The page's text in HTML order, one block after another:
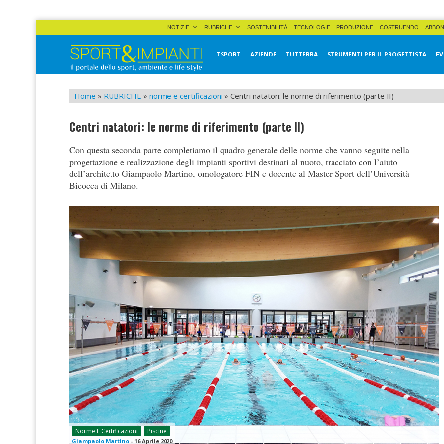
NOTIZIE RUBRICHE SOSTENIBILITÀ TECNOLOGIE PRODUZIONE COSTRUENDO
Sport&Impianti
TSPORT AZIENDE TUTTERBA STRUMENTI PER IL PROGETTISTA
Home » RUBRICHE » norme e certificazioni » Centri natatori: le norme di riferimento (parte II)
Centri natatori: le norme di riferimento (parte II)
Con questa seconda parte completiamo il quadro generale delle norme che vanno seguite nella
progettazione e realizzazione degli impianti sportivi destinati al nuoto, tracciato con l’aiuto
dell’architetto Giampaolo Martino, omologatore FIN e docente al Master Sport dell’Università
Bicocca di Milano.
Norme E Certificazioni Piscine
Giampaolo Martino - 16 Aprile 2020